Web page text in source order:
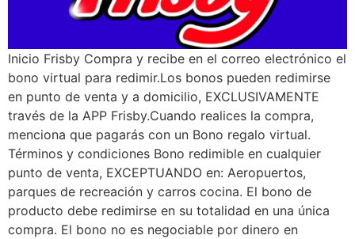
Inicio Frisby Compra y recibe en el correo electrónico el
bono virtual para redimir.Los bonos pueden redimirse
en punto de venta y a domicilio, EXCLUSIVAMENTE
través de la APP Frisby.Cuando realices la compra,
menciona que pagarás con un Bono regalo virtual.
Términos y condiciones Bono redimible en cualquier
punto de venta, EXCEPTUANDO en: Aeropuertos,
parques de recreación y carros cocina. El bono de
producto debe redimirse en su totalidad en una única
compra. El bono no es negociable por dinero en